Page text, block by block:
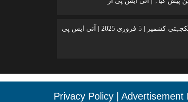
کشمیر ایک زخم | یومِ یکجہتی کشمیر | 5 فروری 2025 | آئی ایس پی
Privacy Policy Advertisement